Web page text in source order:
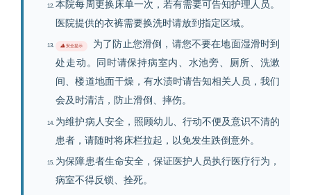
本院每周更换床单一次，若有需要可告知护理人员。
医院提供的衣裤需要换洗时请放到指定区域。
安全提示
为了防止您滑倒，请您不要在地面湿滑时到
处走动。同时请保持病室内、水池旁、厕所、洗漱
间、楼道地面干燥，有水渍时请告知相关人员，我们
会及时清洁，防止滑倒、摔伤。
为维护病人安全，照顾幼儿、行动不便及意识不清的
患者，请随时将床栏拉起，以免发生跌倒意外。
为保障患者生命安全，保证医护人员执行医疗行为，
病室不得反锁、拴死。